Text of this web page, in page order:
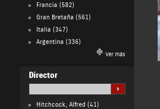
Francia (582)
Gran Bretaña (561)
Italia (347)
Argentina (336)
Ver más
Director
Hitchcock, Alfred (41)